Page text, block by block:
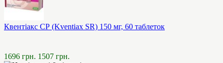
Квентіакс СР (Kventiax SR) 150 мг, 60 таблеток
1696 грн. 1507 грн.